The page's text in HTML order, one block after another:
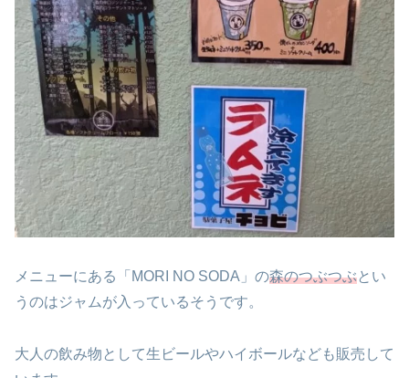
メニューにある「MORI NO SODA」の森のつぶつぶとい
うのはジャムが入っているそうです。
大人の飲み物として生ビールやハイボールなども販売して